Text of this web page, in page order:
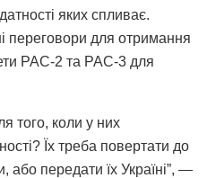
яких спливає.
переговори для отримання
PAC-2 та PAC-3 для
того, коли у них
Їх треба повертати до
або передати їх Україні”, —